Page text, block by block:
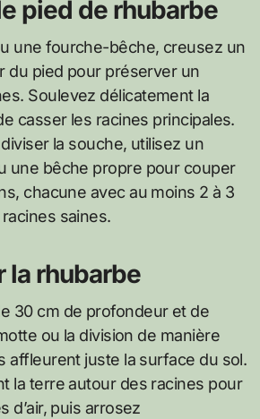
pied de rhubarbe
une fourche-bêche, creusez un
du pied pour préserver un
Soulevez délicatement la
casser les racines principales.
la souche, utilisez un
une bêche propre pour couper
chacune avec au moins 2 à 3
saines.
la rhubarbe
30 cm de profondeur et de
ou la division de manière
affleurent juste la surface du sol.
la terre autour des racines pour
d’air, puis arrosez